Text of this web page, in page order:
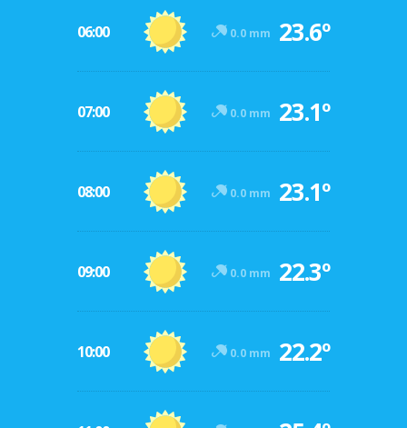
06:00 0.0 mm 23.6º
07:00 0.0 mm 23.1º
08:00 0.0 mm 23.1º
09:00 0.0 mm 22.3º
10:00 0.0 mm 22.2º